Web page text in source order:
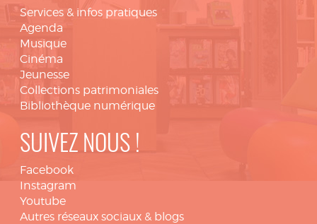
Services & infos pratiques
Agenda
Musique
Cinéma
Jeunesse
Collections patrimoniales
Bibliothèque numérique
SUIVEZ NOUS !
Facebook
Instagram
Youtube
Autres réseaux sociaux & blogs